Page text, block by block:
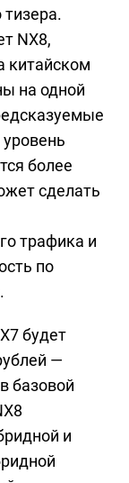
тизера.
NX8,
китайском
на одной
более
сделать
трафика и
по
будет
—
базовой
и